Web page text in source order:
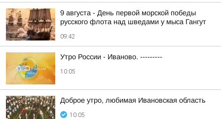
9 августа - День первой морской победы
русского флота над шведами у мыса Гангут
09:42
Утро России - Иваново. ---------
10:05
Доброе утро, любимая Ивановская область
10:05